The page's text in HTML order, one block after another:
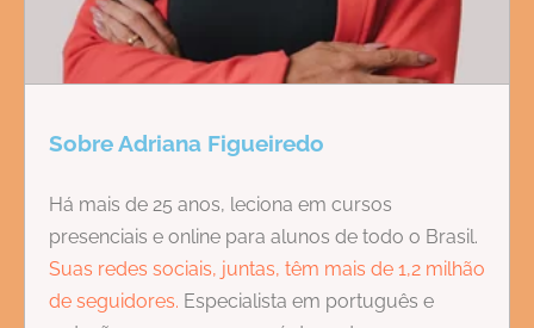
Sobre Adriana Figueiredo
Há mais de 25 anos, leciona em cursos
presenciais e online para alunos de todo o Brasil.
Suas redes sociais, juntas, têm mais de 1,2 milhão
de seguidores. Especialista em português e